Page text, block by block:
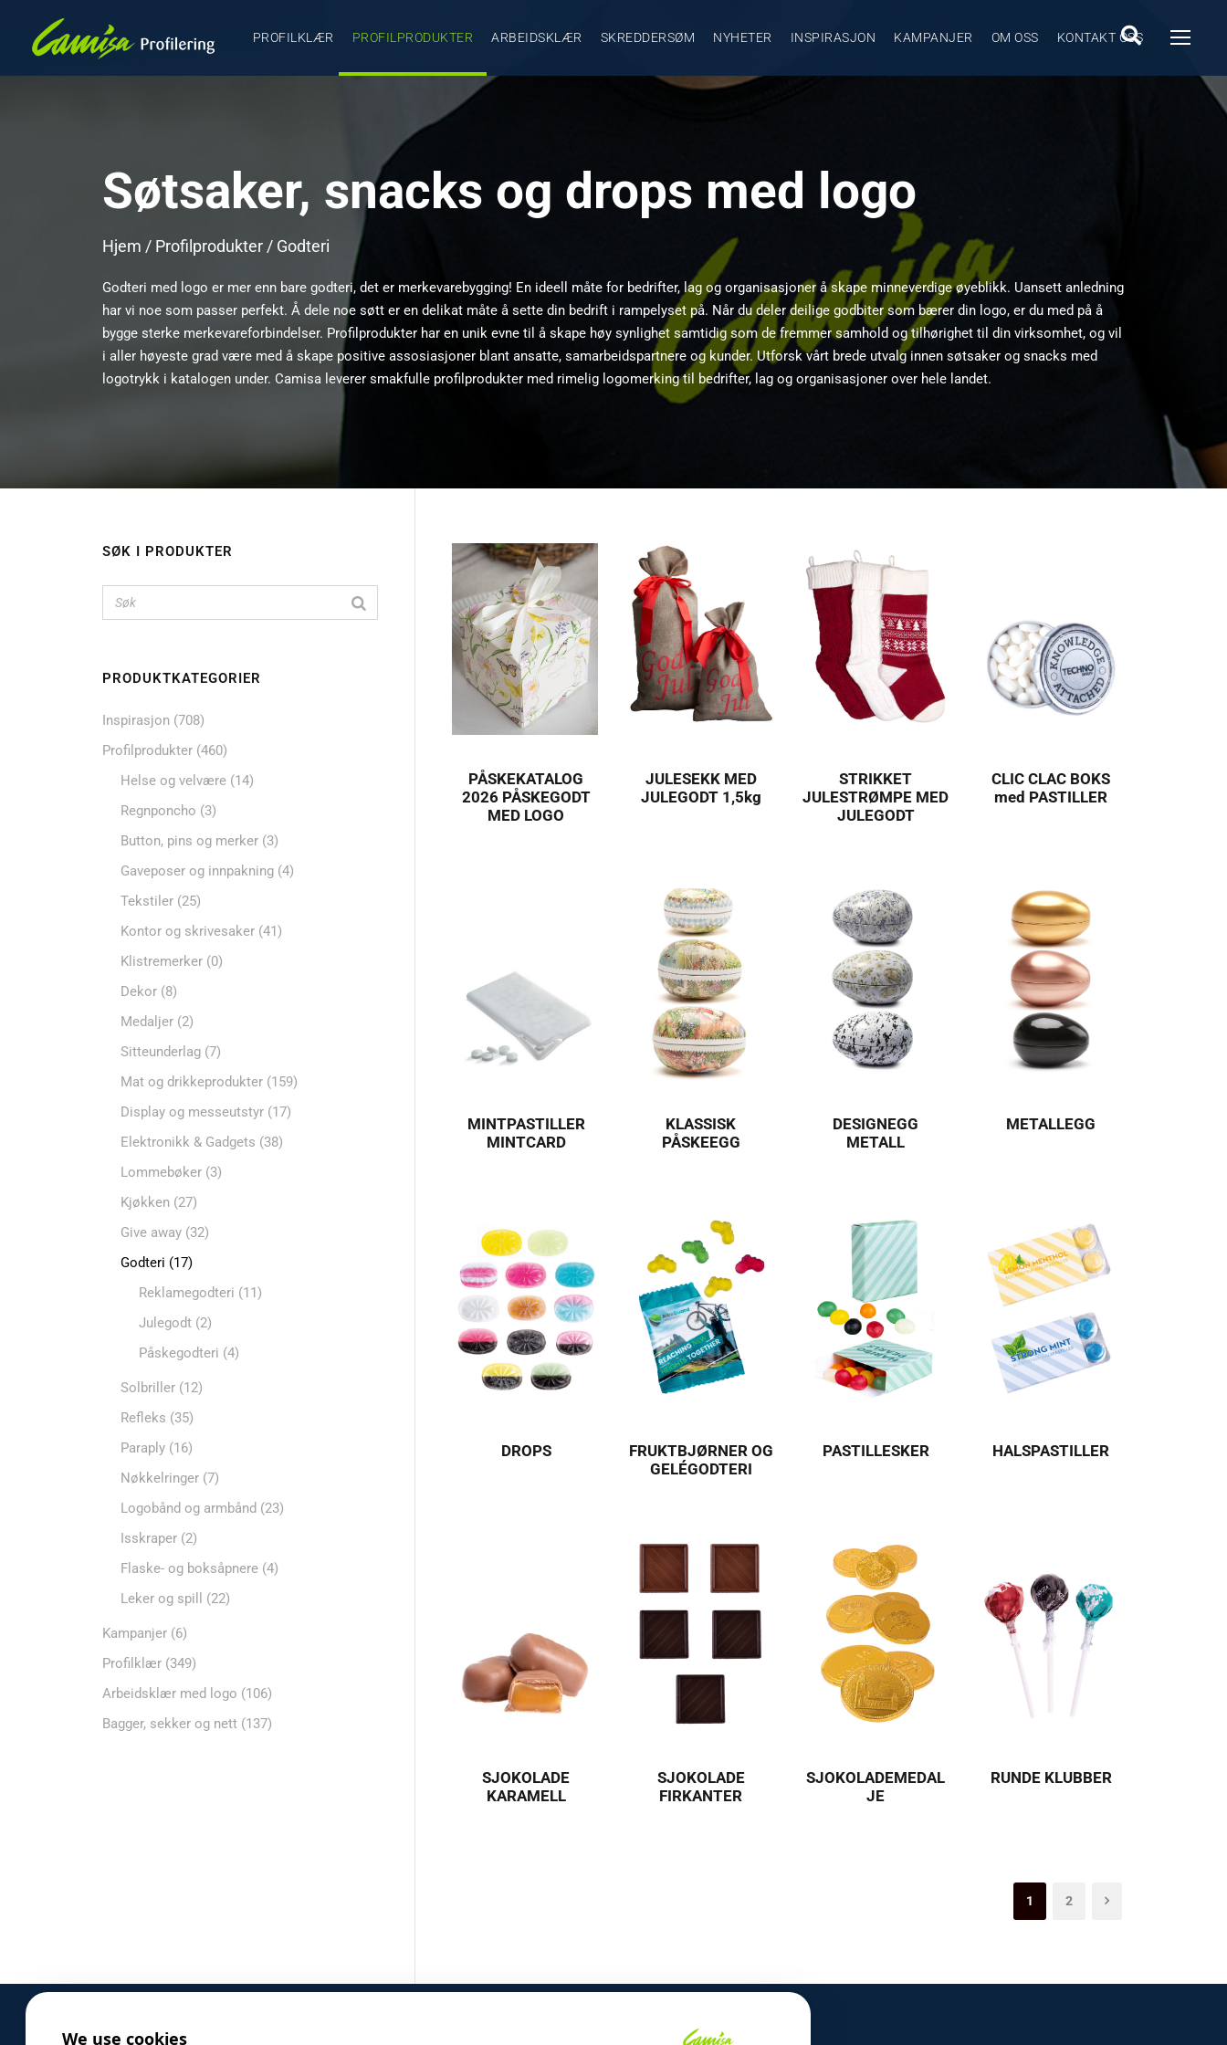
PROFILKLÆR PROFILPRODUKTER ARBEIDSKLÆR SKREDDERSØM NYHETER INSPIRASJON KAMPANJER OM OSS KONTAKT OSS
Søtsaker, snacks og drops med logo
Hjem / Profilprodukter / Godteri
Godteri med logo er mer enn bare godteri, det er merkevarebygging! En ideell måte for bedrifter, lag og organisasjoner å skape minneverdige øyeblikk. Uansett anledning
har vi noe som passer perfekt. Å dele noe søtt er en delikat måte å sette din bedrift i rampelyset på. Når du deler deilige godbiter som bærer din logo, er du med på å
bygge sterke merkevareforbindelser. Profilprodukter har en unik evne til å skape høy synlighet samtidig som de fremmer samhold og tilhørighet til din virksomhet, og vil
i aller høyeste grad være med å skape positive assosiasjoner blant ansatte, samarbeidspartnere og kunder. Utforsk vårt brede utvalg innen søtsaker og snacks med
logotrykk i katalogen under. Camisa leverer smakfulle profilprodukter med rimelig logomerking til bedrifter, lag og organisasjoner over hele landet.
PÅSKEKATALOG
2026 PÅSKEGODT
MED LOGO
JULESEKK MED
JULEGODT 1,5kg
STRIKKET
JULESTRØMPE MED
JULEGODT
CLIC CLAC BOKS
med PASTILLER
MINTPASTILLER
MINTCARD
KLASSISK
PÅSKEEGG
DESIGNEGG
METALL
METALLEGG
DROPS
FRUKTBJØRNER OG
GELÉGODTERI
PASTILLESKER HALSPASTILLER
SJOKOLADE
KARAMELL
SJOKOLADE
FIRKANTER
SJOKOLADEMEDAL
JE
RUNDE KLUBBER
1 2
SØK I PRODUKTER
PRODUKTKATEGORIER
Inspirasjon (708)
Profilprodukter (460)
Helse og velvære (14)
Regnponcho (3)
Button, pins og merker (3)
Gaveposer og innpakning (4)
Tekstiler (25)
Kontor og skrivesaker (41)
Klistremerker (0)
Dekor (8)
Medaljer (2)
Sitteunderlag (7)
Mat og drikkeprodukter (159)
Display og messeutstyr (17)
Elektronikk & Gadgets (38)
Lommebøker (3)
Kjøkken (27)
Give away (32)
Godteri (17)
Reklamegodteri (11)
Julegodt (2)
Påskegodteri (4)
Solbriller (12)
Refleks (35)
Paraply (16)
Nøkkelringer (7)
Logobånd og armbånd (23)
Isskraper (2)
Flaske- og boksåpnere (4)
Leker og spill
(22)
Kampanjer (6)
Profilklær (349)
Arbeidsklær med logo (106)
Bagger, sekker og nett (137)
We use cookies